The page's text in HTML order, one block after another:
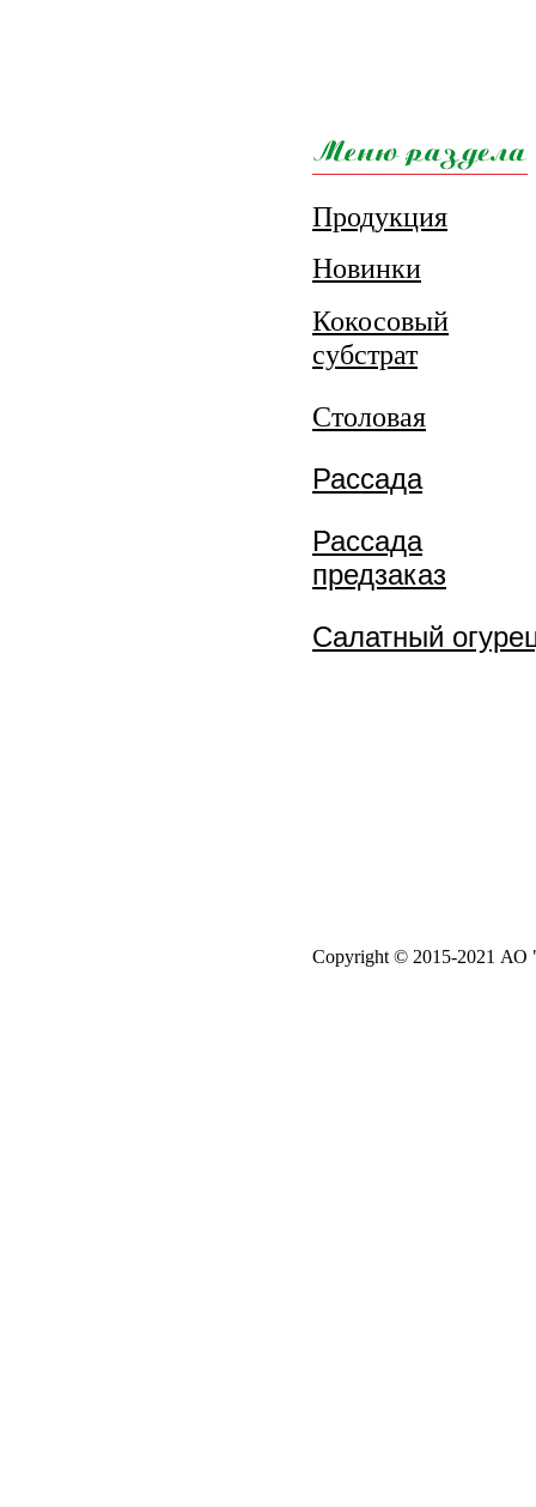
Продукция
Новинки
Кокосовый
субстрат
Столовая
Рассада
Рассада
предзаказ
Салатный
Copyright © 2015-2021 АО